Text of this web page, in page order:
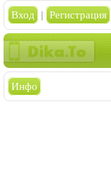
Вход | Регистрация
Инфо